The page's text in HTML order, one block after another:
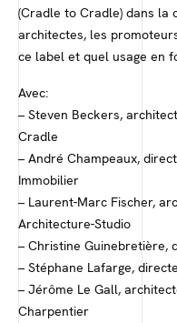
(Cradle to Cradle) dans la
architectes, les
ce label et quel usage en
Avec:
– Steven Beckers,
Cradle
– André Champeaux,
Immobilier
– Laurent-Marc Fischer,
Architecture-Studio
– Christine Guinebretière,
– Stéphane Lafarge,
– Jérôme Le Gall,
Charpentier